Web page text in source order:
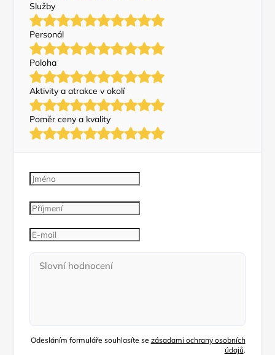
Služby
Personál
Poloha
Aktivity a atrakce v okolí
Poměr ceny a kvality
Odesláním formuláře souhlasíte se zásadami ochrany osobních
údajů.